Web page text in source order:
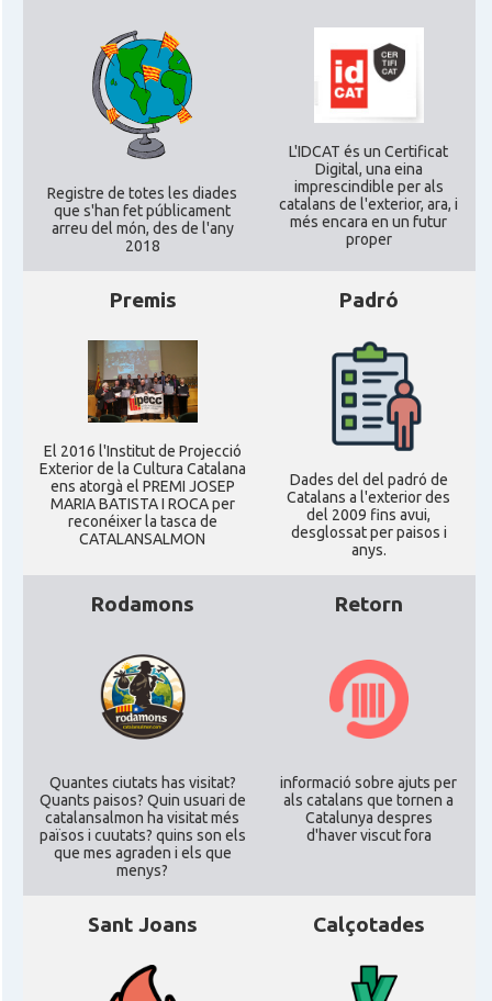
Ambaixada
* + ambaixades i consolats
Registre de totes les diades
que s'han fet públicament
arreu del món, des de l'any
2018
L'IDCAT és un Certificat
Digital, una eina
imprescindible per als
catalans de l'exterior, ara, i
més encara en un futur
proper
Premis
El 2016 l'Institut de Projecció
Exterior de la Cultura Catalana
ens atorgà el PREMI JOSEP
MARIA BATISTA I ROCA per
reconéixer la tasca de
CATALANSALMON
Padró
Dades del del padró de
Catalans a l'exterior des
del 2009 fins avui,
desglossat per paisos i
anys.
Rodamons
Quantes ciutats has visitat?
Quants paisos? Quin usuari de
catalansalmon ha visitat més
països i cuutats? quins son els
que mes agraden i els que
menys?
Retorn
informació sobre ajuts per
als catalans que tornen a
Catalunya despres
d'haver viscut fora
Sant Joans Calçotades